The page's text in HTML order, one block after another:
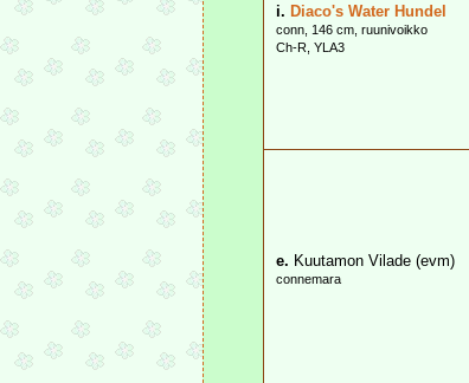
i. Diaco's Water Hundel
conn, 146 cm, ruunivoikko
Ch-R, YLA3
e. Kuutamon Vilade (evm)
connemara